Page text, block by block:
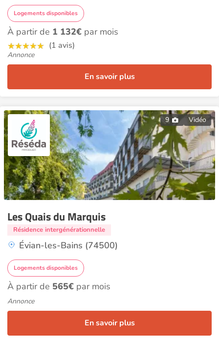
Logements disponibles
À partir de 1 132€ par mois
(1 avis)
Annonce
En savoir plus
9 Vidéo
Les Quais du Marquis
Résidence intergénérationnelle
Évian-les-Bains (74500)
Logements disponibles
À partir de 565€ par mois
Annonce
En savoir plus